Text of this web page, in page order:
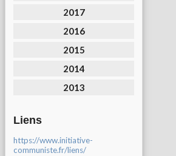
2017
2016
2015
2014
2013
Liens
https://www.initiative-
communiste.fr/liens/